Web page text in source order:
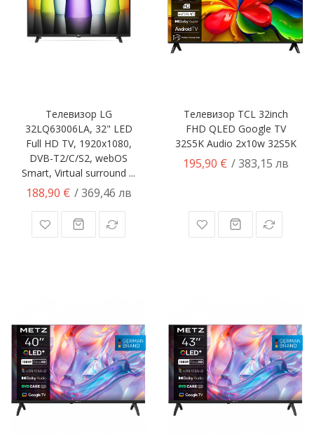
Телевизор LG
32LQ63006LA, 32" LED
Full HD TV, 1920x1080,
DVB-T2/C/S2, webOS
Smart, Virtual surround ...
188,90 € / 369,46 лв
Телевизор TCL 32inch
FHD QLED Google TV
32S5K Audio 2x10w 32S5K
195,90 € / 383,15 лв